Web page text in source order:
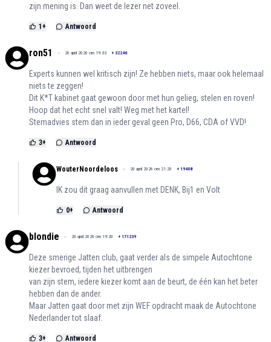
zijn mening is. Dan weet de lezer net zoveel.
1 + Antwoord
ron51 20 april 2026 om 19:33 + 32246
Experts kunnen wel kritisch zijn! Ze hebben niets, maar ook helemaal
niets te zeggen!
Dit K*T kabinet gaat gewoon door met hun gelieg, stelen en roven!
Hoop dat het echt snel valt! Weg met het kartel!
Stemadvies stem dan in ieder geval geen Pro, D66, CDA of VVD!
3+ Antwoord
WouterNoordeloos 20 april 2026 om 21:20 + 19408
IK zou dit graag aanvullen met DENK, Bij1 en Volt
0+ Antwoord
blondie 20 april 2026 om 19:20 + 171239
Deze smerige Jatten club, gaat verder als de simpele Autochtone
kiezer bevroed, tijden het uitbrengen
van zijn stem, iedere kiezer komt aan de beurt, de één kan het beter
hebben dan de ander.
Maar Jatten gaat door met zijn WEF opdracht maak de Autochtone
Nederlander tot slaaf.
3+ Antwoord